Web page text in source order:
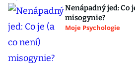
Nenápadný jed: Co
misogynie?
Moje Psychologie